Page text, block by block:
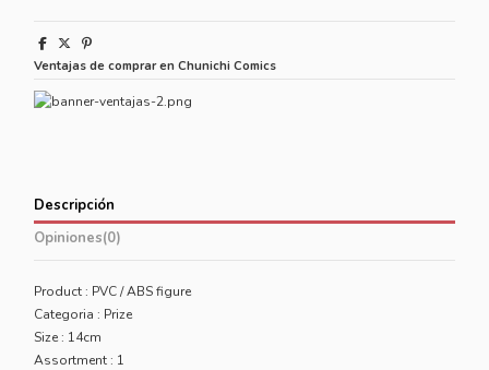
Ventajas de comprar en Chunichi Comics
Descripción
Opiniones(0)
Product : PVC / ABS figure
Categoria : Prize
Size : 14cm
Assortment : 1